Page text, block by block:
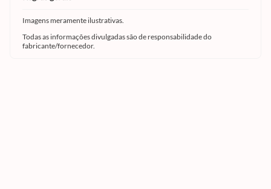
Imagens meramente ilustrativas.
Todas as informações divulgadas são de responsabilidade do
fabricante/fornecedor.